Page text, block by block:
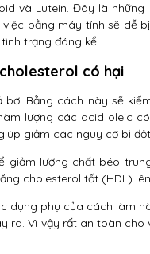
và Lutein. Đây là
bằng máy tính sẽ dễ
trạng đáng kể.
có hại
Bằng cách này sẽ
lượng các acid oleic
giảm các nguy cơ bị
giảm lượng chất béo
cholesterol tốt (HDL) lên
dụng phụ của cách làm
ra. Vì vậy rất an toàn cho